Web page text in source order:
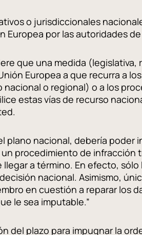
o jurisdiccionales
por las autoridades
que una medida
Europea a que recurra a
o regional) o a los
estas vías de recurso
plano nacional, debería poder
procedimiento de infracción
a término. En efecto,
nacional. Asimismo,
en cuestión a reparar los
le sea imputable.”
del plazo para impugnar la